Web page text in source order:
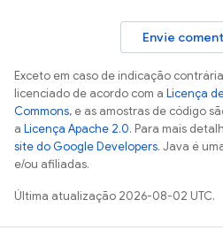
Envie
Exceto em caso de indicação
licenciado de acordo com a Licença
Commons, e as amostras de código
a Licença Apache 2.0. Para mais
site do Google Developers. Java é
e/ou afiliadas.
Última atualização 2026-08-02 UTC.